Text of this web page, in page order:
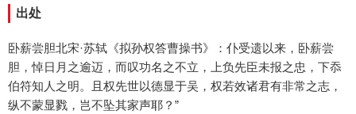
出处
卧薪尝胆北宋·苏轼《拟孙权答曹操书》：仆受遗以来，卧薪尝
胆，悼日月之逾迈，而叹功名之不立，上负先臣未报之忠，下忝
伯符知人之明。且权先世以德显于吴，权若效诸君有非常之志，
纵不蒙显戮，岂不坠其家声耶？”